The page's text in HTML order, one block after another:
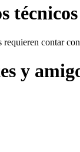
técnicos
contar
y